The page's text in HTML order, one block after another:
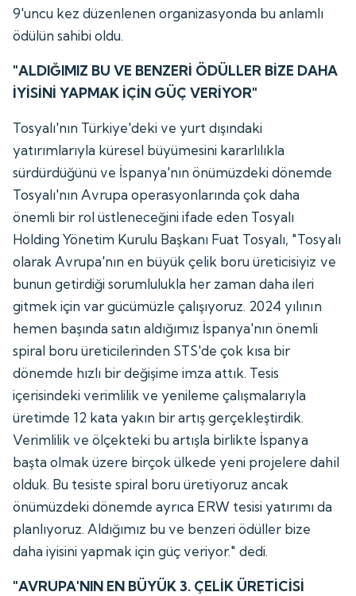
9'uncu kez düzenlenen organizasyonda bu anlamlı
ödülün sahibi oldu.
"ALDIĞIMIZ BU VE BENZERİ ÖDÜLLER BİZE DAHA
İYİSİNİ YAPMAK İÇİN GÜÇ VERİYOR"
Tosyalı'nın Türkiye'deki ve yurt dışındaki
yatırımlarıyla küresel büyümesini kararlılıkla
sürdürdüğünü ve İspanya'nın önümüzdeki dönemde
Tosyalı'nın Avrupa operasyonlarında çok daha
önemli bir rol üstleneceğini ifade eden Tosyalı
Holding Yönetim Kurulu Başkanı Fuat Tosyalı, "Tosyalı
olarak Avrupa'nın en büyük çelik boru üreticisiyiz ve
bunun getirdiği sorumlulukla her zaman daha ileri
gitmek için var gücümüzle çalışıyoruz. 2024 yılının
hemen başında satın aldığımız İspanya'nın önemli
spiral boru üreticilerinden STS'de çok kısa bir
dönemde hızlı bir değişime imza attık. Tesis
içerisindeki verimlilik ve yenileme çalışmalarıyla
üretimde 12 kata yakın bir artış gerçekleştirdik.
Verimlilik ve ölçekteki bu artışla birlikte İspanya
başta olmak üzere birçok ülkede yeni projelere dahil
olduk. Bu tesiste spiral boru üretiyoruz ancak
önümüzdeki dönemde ayrıca ERW tesisi yatırımı da
planlıyoruz. Aldığımız bu ve benzeri ödüller bize
daha iyisini yapmak için güç veriyor." dedi.
"AVRUPA'NIN EN BÜYÜK 3. ÇELİK ÜRETİCİSİ